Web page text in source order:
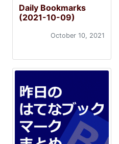
Daily Bookmarks
(2021-10-09)
October 10, 2021